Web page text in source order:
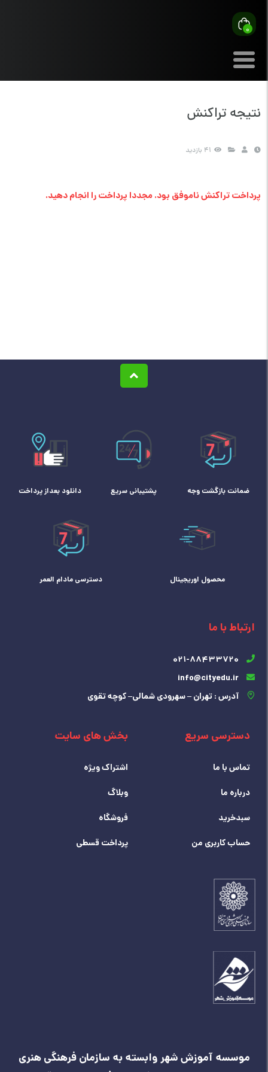
0
نتیجه تراکنش
41 بازدید
پرداخت تراکنش ناموفق بود. مجددا پرداخت را انجام دهید.
ضمانت بازگشت وجه پشتیبانی سریع دانلود بعداز پرداخت
محصول اوریجینال دسترسی مادام العمر
ارتباط با ما
021-88433720
info@cityedu.ir
آدرس : تهران – سهرودی شمالی– کوچه تقوی
دسترسی سریع
تماس با ما
درباره ما
سبدخرید
حساب کاربری من
بخش های سایت
اشتراک ویژه
وبلاگ
فروشگاه
پرداخت قسطی
موسسه آموزش شهر وابسته به سازمان فرهنگی هنری